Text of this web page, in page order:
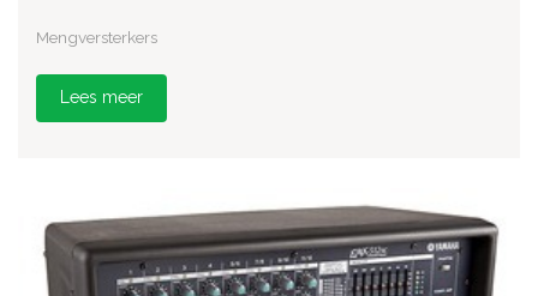
Mengversterkers
Lees meer